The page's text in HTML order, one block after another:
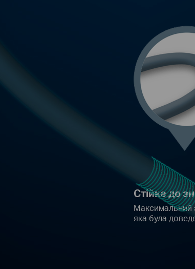
Стійке до
Максимальний
яка була